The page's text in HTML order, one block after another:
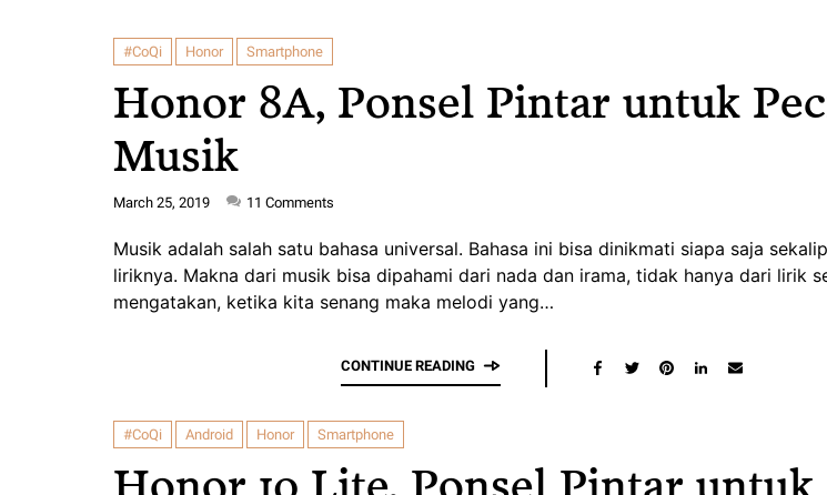
#CoQi Honor Smartphone
Honor 8A, Ponsel Pintar untuk
Musik
March 25, 2019 11 Comments
Musik adalah salah satu bahasa universal. Bahasa ini bisa dinikmati siapa saja
liriknya. Makna dari musik bisa dipahami dari nada dan irama, tidak hanya dari lirik
mengatakan, ketika kita senang maka melodi yang…
CONTINUE READING
#CoQi Android Honor Smartphone
Honor 10 Lite, Ponsel Pintar untuk